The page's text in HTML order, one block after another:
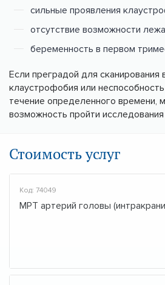
сильные проявления
отсутствие возможности
беременность в первом
Если преградой для сканирования
клаустрофобия или
течение определенного времени,
возможность пройти
Стоимость услуг
Код: 74049
МРТ артерий головы